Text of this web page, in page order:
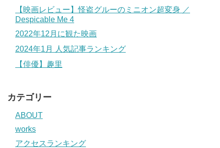
【映画レビュー】怪盗グルーのミニオン超変身 ／
Despicable Me 4
2022年12月に観た映画
2024年1月 人気記事ランキング
【俳優】趣里
カテゴリー
ABOUT
works
アクセスランキング